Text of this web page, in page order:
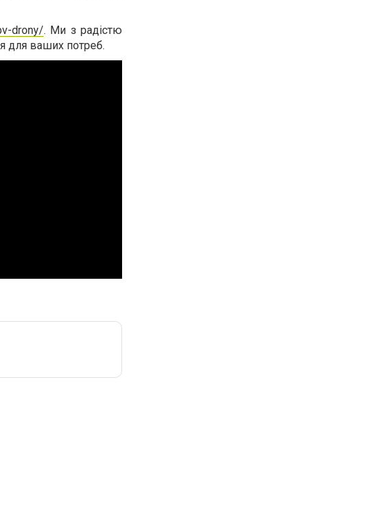
drony/. Ми з радістю
для ваших потреб.